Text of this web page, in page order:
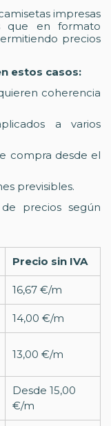
impresas
que en formato
precios
estos casos:
coherencia
a varios
compra desde el
previsibles.
precios según
Precio sin IVA
16,67 €/m
14,00 €/m
13,00 €/m
Desde 15,00
€/m